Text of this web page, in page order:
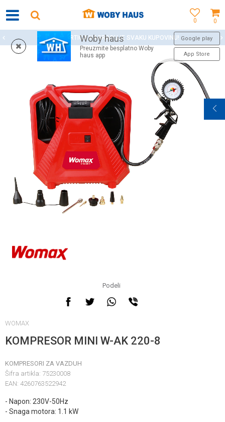
0
0
Woby haus
Preuzmite besplatno Woby
haus app
Google play
App Store
WOBY KARTICA NAGRAĐUJE SVAKU KUPOVINU!
Podeli
WOMAX
KOMPRESOR MINI W-AK 220-8
KOMPRESORI ZA VAZDUH
Šifra artikla: 75230008
EAN: 4260763522942
- Napon: 230V-50Hz
- Snaga motora: 1.1 kW